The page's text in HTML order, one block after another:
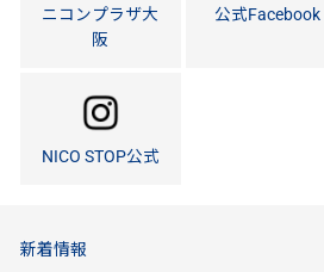
ニコンプラザ大
阪
公式Facebook
NICO STOP公式
新着情報